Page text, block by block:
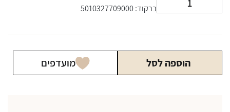
של
ברקוד: 5010327709000
הוספה לסל מועדפים